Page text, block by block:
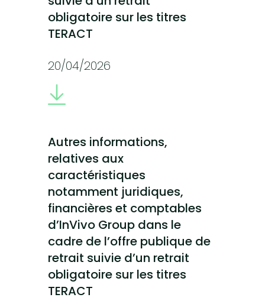
obligatoire sur les titres
TERACT
20/04/2026
Autres informations,
relatives aux
caractéristiques
notamment juridiques,
financières et comptables
d’InVivo Group dans le
cadre de l’offre publique de
retrait suivie d’un retrait
obligatoire sur les titres
TERACT